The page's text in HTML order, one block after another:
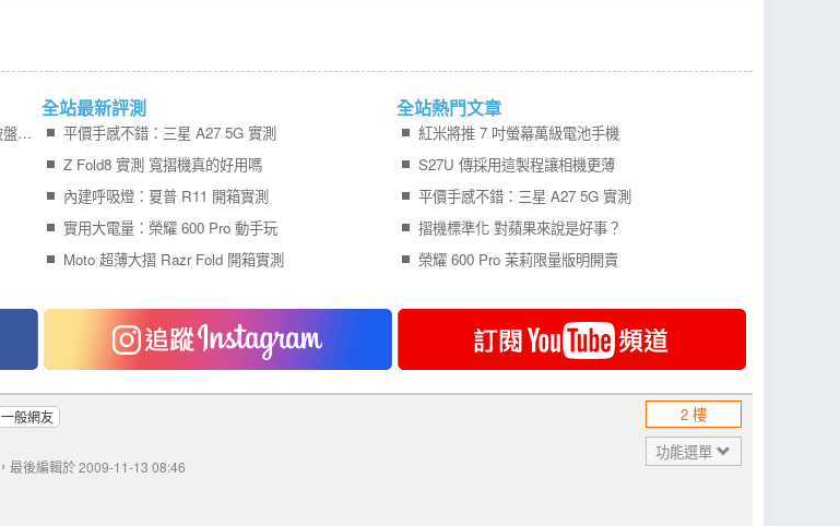
【米可促銷】iPhone 17 Pro Max 256G 價格破盤！米可手機館限時 $40,880 (8/7~8/9)
全站最新評測
平價手感不錯：三星 A27 5G 實測
Z Fold8 實測 寬摺機真的好用嗎
內建呼吸燈：夏普 R11 開箱實測
實用大電量：榮耀 600 Pro 動手玩
Moto 超薄大摺 Razr Fold 開箱實測
全站熱門文章
紅米將推 7 吋螢幕萬級電池手機
S27U 傳採用這製程讓相機更薄
平價手感不錯：三星 A27 5G 實測
摺機標準化 對蘋果來說是好事？
榮耀 600 Pro 茉莉限量版明開賣
一般網友
，最後編輯於 2009-11-13 08:46
2 樓
功能選單